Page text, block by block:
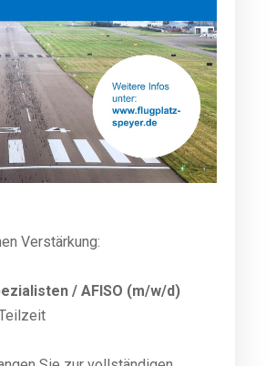
Verstärkung:
/ AFISO (m/w/d)